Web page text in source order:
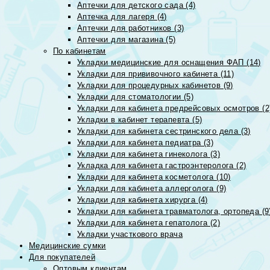
Аптечки для детского сада (4)
Аптечка для лагеря (4)
Аптечки для работников (3)
Аптечки для магазина (5)
По кабинетам
Укладки медицинские для оснащения ФАП (14)
Укладки для прививочного кабинета (11)
Укладки для процедурных кабинетов (9)
Укладки для стоматологии (5)
Укладки для кабинета предрейсовых осмотров
Укладки в кабинет терапевта (5)
Укладки для кабинета сестринского дела (3)
Укладки для кабинета педиатра (3)
Укладки для кабинета гинеколога (3)
Укладка для кабинета гастроэнтеролога (2)
Укладки для кабинета косметолога (10)
Укладки для кабинета аллерголога (9)
Укладки для кабинета хирурга (4)
Укладки для кабинета травматолога, ортопеда
Укладки для кабинета гепатолога (2)
Укладки участкового врача
Медицинские сумки
Для покупателей